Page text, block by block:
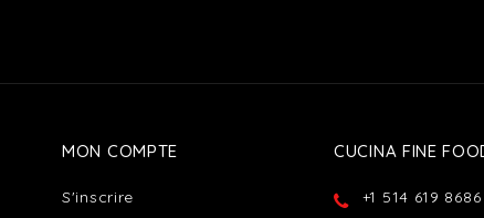
MON COMPTE
S'inscrire
CUCINA FINE
+1 514 619 8686